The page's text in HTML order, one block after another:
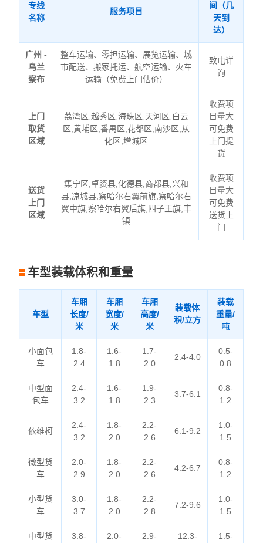
专线
名称
服务项目
间（几
天到
达）
广州 -
乌兰
察布
整车运输、零担运输、展览运输、城
市配送、搬家托运、航空运输、火车
运输（免费上门估价）
致电详
询
上门
取货
区域
荔湾区,越秀区,海珠区,天河区,白云
区,黄埔区,番禺区,花都区,南沙区,从
化区,增城区
收费项
目量大
可免费
上门提
货
送货
上门
区域
集宁区,卓资县,化德县,商都县,兴和
县,凉城县,察哈尔右翼前旗,察哈尔右
翼中旗,察哈尔右翼后旗,四子王旗,丰
镇
收费项
目量大
可免费
送货上
门
车型装载体积和重量
车型
车厢
长度/
米
车厢
宽度/
米
车厢
高度/
米
装载体
积/立方
装载
重量/
吨
小面包
车
1.8-
2.4
1.6-
1.8
1.7-
2.0
2.4-4.0
0.5-
0.8
中型面
包车
2.4-
3.2
1.6-
1.8
1.9-
2.3
3.7-6.1
0.8-
1.2
依维柯
2.4-
3.2
1.8-
2.0
2.2-
2.6
6.1-9.2
1.0-
1.5
微型货
车
2.0-
2.9
1.8-
2.0
2.2-
2.6
4.2-6.7
0.8-
1.2
小型货
车
3.0-
3.7
1.8-
2.0
2.2-
2.8
7.2-9.6
1.0-
1.5
中型货
3.8-
2.0-
2.9-
12.3-
1.5-